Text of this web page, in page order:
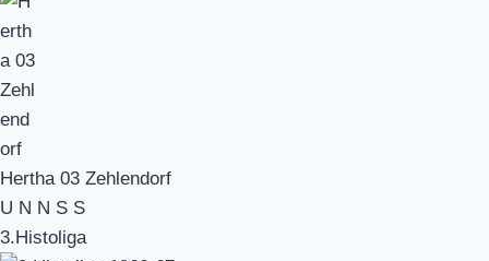
Hertha 03 Zehlendorf
U N N S S
3.Histoliga